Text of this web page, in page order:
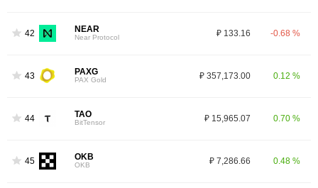
42 NEAR
Near Protocol ₽ 133.16 -0.68 %
43 PAXG
PAX Gold ₽ 357,173.00 0.12 %
44 TAO
BitTensor ₽ 15,965.07 0.70 %
45 OKB
OKB ₽ 7,286.66 0.48 %